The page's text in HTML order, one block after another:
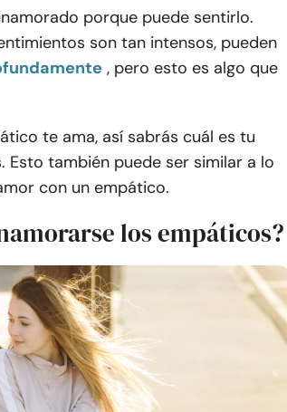
porque puede sentirlo.
son tan intensos, pueden
, pero esto es algo que
te ama, así sabrás cuál es tu
también puede ser similar a lo
con un empático.
los empáticos?